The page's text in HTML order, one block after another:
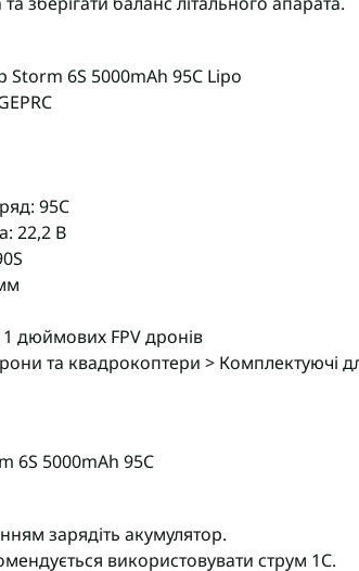
Storm 6S 5000mAh 95C Lipo
95C
22,2 В
дюймових FPV дронів
та квадрокоптери > Комплектуючі
6S 5000mAh 95C
зарядіть акумулятор.
використовувати струм 1С.